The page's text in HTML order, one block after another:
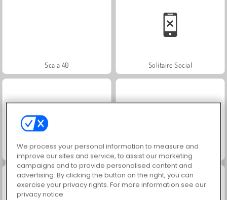
Scala 40 Solitaire Social
Jewel Garden Story Juice Merge
We process your personal information to measure and
improve our sites and service, to assist our marketing
campaigns and to provide personalised content and
advertising. By clicking the button on the right, you can
exercise your privacy rights. For more information see our
privacy notice